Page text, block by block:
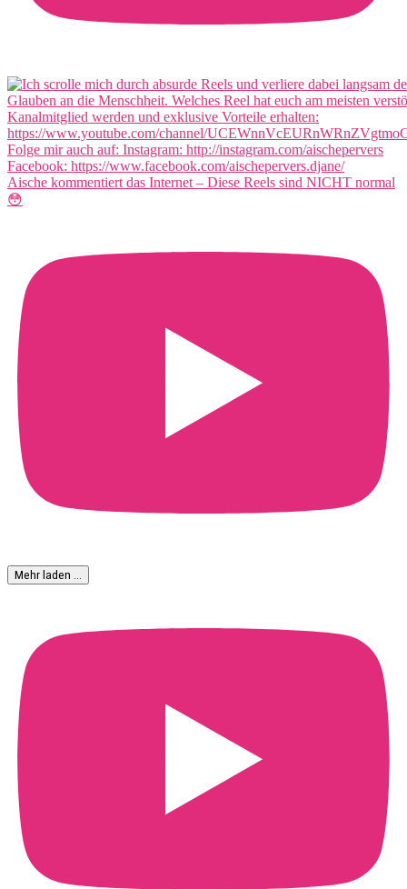
Aische kommentiert das Internet – Diese Reels sind NICHT normal
😳
Mehr laden …